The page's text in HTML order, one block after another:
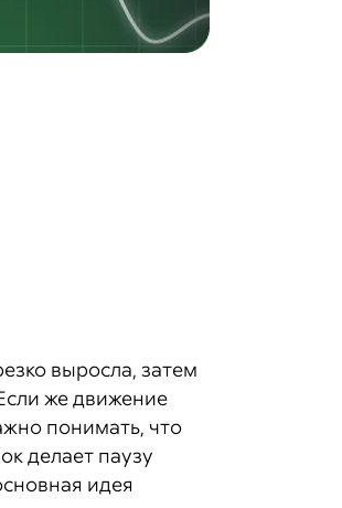
выросла, затем
же движение
понимать, что
делает паузу
идея